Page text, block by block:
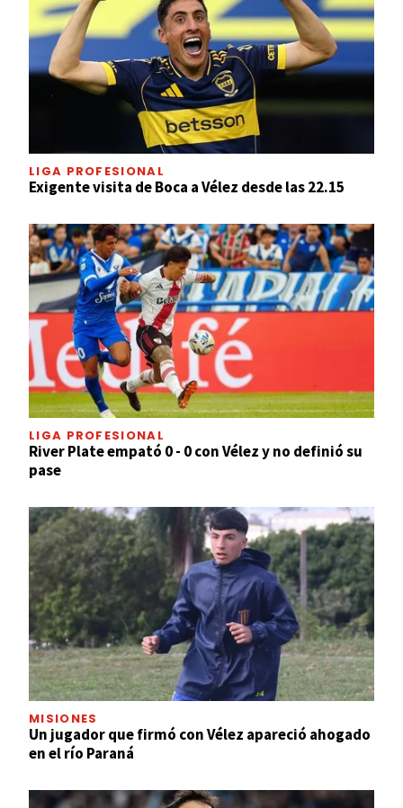
LIGA PROFESIONAL
Exigente visita de Boca a Vélez desde las 22.15
LIGA PROFESIONAL
River Plate empató 0 - 0 con Vélez y no definió su
pase
MISIONES
Un jugador que firmó con Vélez apareció ahogado
en el río Paraná